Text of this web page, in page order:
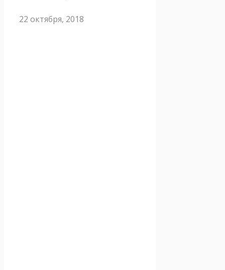
22 октября, 2018